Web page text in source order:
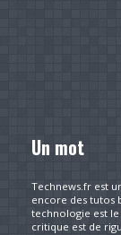
Un mot
Technews.fr est
encore des tutos
technologie est
critique est de